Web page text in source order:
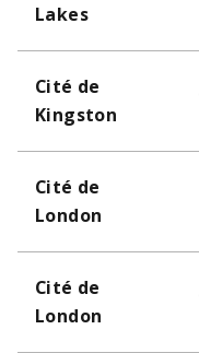
Lakes
Cité de
Kingston
Cité de
London
Cité de
London